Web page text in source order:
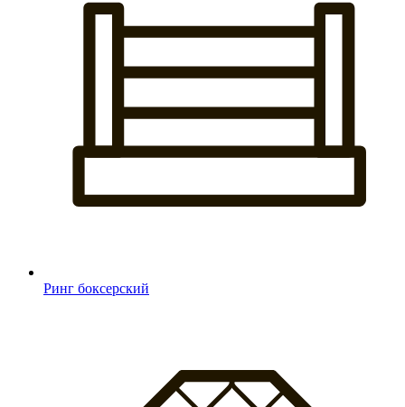
Ринг боксерский